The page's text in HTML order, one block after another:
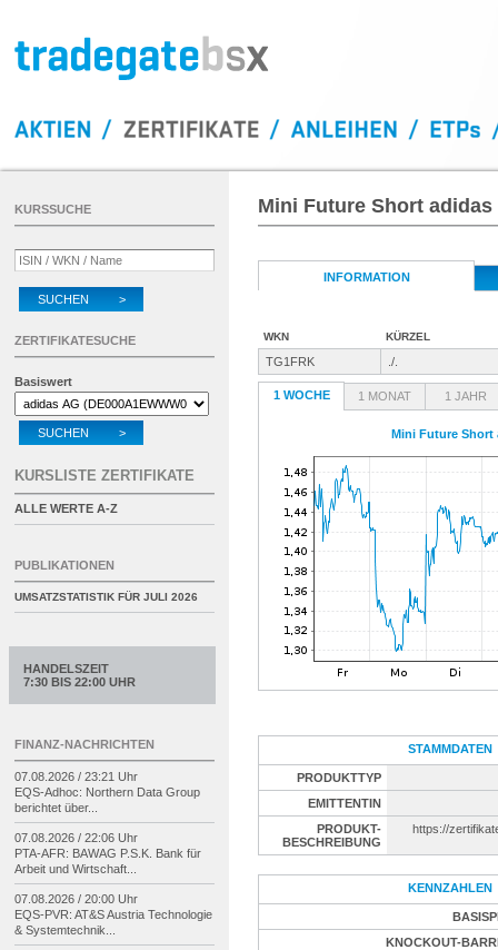
Mini Future Short adidas
INFORMATION
WKN KÜRZEL
TG1FRK ./.
1 WOCHE 1 MONAT 1 JAHR
Mini Future Short
STAMMDATEN
PRODUKTTYP
EMITTENTIN
PRODUKT-
BESCHREIBUNG
https://
KENNZAHLEN
KNOCKOUT-
KURSSUCHE
SUCHEN >
ZERTIFIKATESUCHE
Basiswert
SUCHEN >
KURSLISTE ZERTIFIKATE
ALLE WERTE A-Z
PUBLIKATIONEN
UMSATZSTATISTIK FÜR JULI 2026
HANDELSZEIT
7:30 BIS 22:00 UHR
FINANZ-NACHRICHTEN
07.08.2026 / 23:21 Uhr
EQS-Adhoc: Northern Data Group
berichtet über...
07.08.2026 / 22:06 Uhr
PTA-AFR: BAWAG P.S.K. Bank für
Arbeit und Wirtschaft...
07.08.2026 / 20:00 Uhr
EQS-PVR: AT&S Austria Technologie
& Systemtechnik...